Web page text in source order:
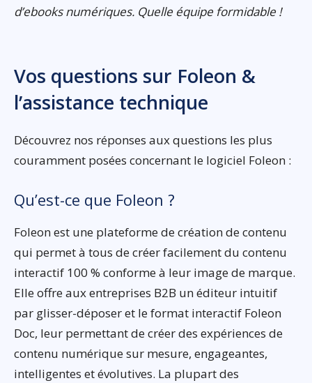
d’ebooks numériques. Quelle équipe formidable !
Vos questions sur Foleon &
l’assistance technique
Découvrez nos réponses aux questions les plus
couramment posées concernant le logiciel Foleon :
Qu’est-ce que Foleon ?
Foleon est une plateforme de création de contenu
qui permet à tous de créer facilement du contenu
interactif 100 % conforme à leur image de marque.
Elle offre aux entreprises B2B un éditeur intuitif
par glisser-déposer et le format interactif Foleon
Doc, leur permettant de créer des expériences de
contenu numérique sur mesure, engageantes,
intelligentes et évolutives. La plupart des